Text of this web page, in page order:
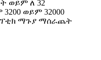
ወይም ለ 32
ወይም 32000
ኦፕቲክ ማጉያ ማሰራጨት